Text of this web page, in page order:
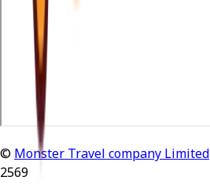
© Monster Travelcompany Limited
2569